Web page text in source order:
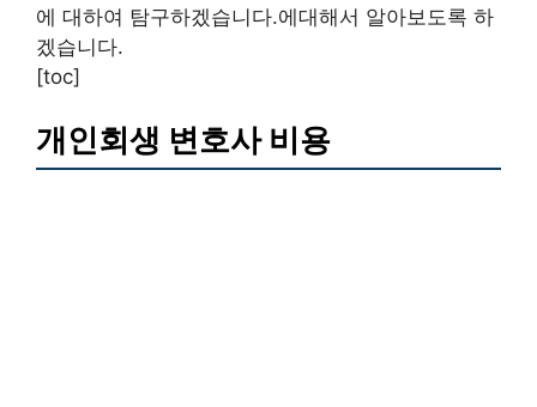
에 대하여 탐구하겠습니다.에대해서 알아보도록 하
겠습니다.
[toc]
개인회생 변호사 비용